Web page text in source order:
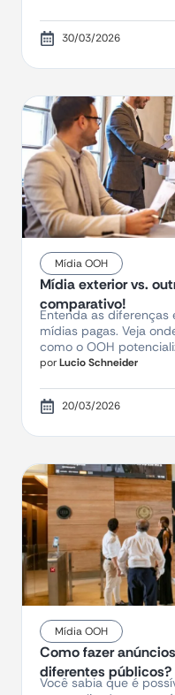
30/03/2026
Mídia OOH
Mídia exterior vs.
comparativo!
Entenda as
mídias pagas. Veja
como o OOH
porLucio Schneider
20/03/2026
Mídia OOH
Como fazer
diferentes públicos?
Você sabia que é